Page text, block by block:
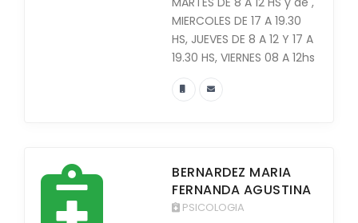
MIERCOLES DE 17 A 19.30
HS, JUEVES DE 8 A 12 Y 17 A
19.30 HS, VIERNES 08 A 12hs
BERNARDEZ MARIA
FERNANDA AGUSTINA
PSICOLOGIA